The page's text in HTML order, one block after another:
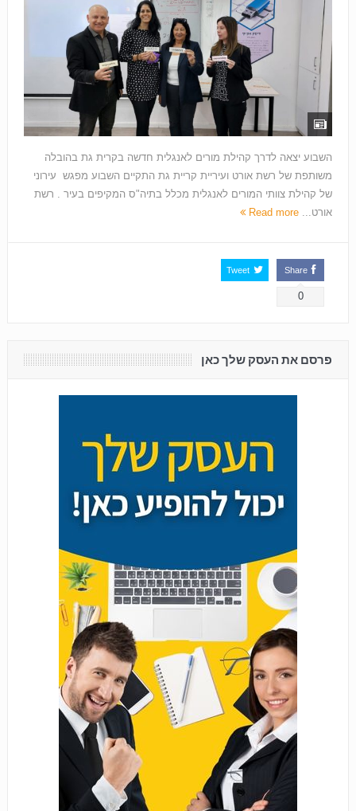
השבוע יצאה לדרך קהילת מורים לאנגלית חדשה בקרית גת בהובלה
משותפת של רשת אורט ועיריית קריית גת התקיים השבוע מפגש עירוני
של קהילת צוותי המורים לאנגלית מכלל בתיה"ס המקיפים בעיר . רשת
אורט... Read more
Share
0
Tweet
פרסם את העסק שלך כאן